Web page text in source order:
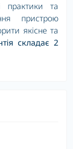
практики та
пристрою
якісне та
складає 2